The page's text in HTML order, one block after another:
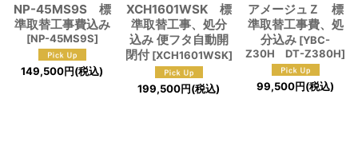
NP-45MS9S 標
準取替工事費込み
[NP-45MS9S]
149,500円(税込)
XCH1601WSK 標
準取替工事、処分
込み 便フタ自動開
閉付 [XCH1601WSK]
199,500円(税込)
アメージュＺ 標
準取替工事費、処
分込み [YBC-
Z30H DT-Z380H]
99,500円(税込)